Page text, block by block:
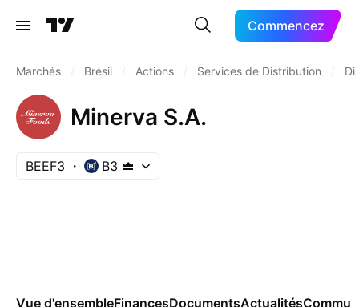
Commencez
Marchés Brésil Actions Services de Distribution
Minerva S.A.
BEEF3 B3
Vue d'ensembleFinancesDocumentsActualités